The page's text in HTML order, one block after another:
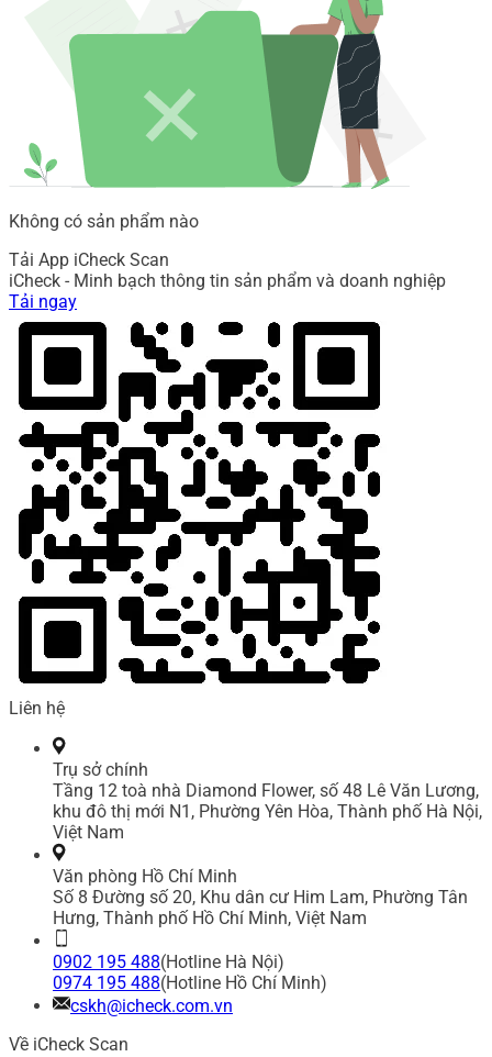
Không có sản phẩm nào
Tải App iCheck Scan
iCheck - Minh bạch thông tin sản phẩm và doanh nghiệp
Tải ngay
Liên hệ
Trụ sở chính
Tầng 12 toà nhà Diamond Flower, số 48 Lê Văn Lương,
khu đô thị mới N1, Phường Yên Hòa, Thành phố Hà Nội,
Việt Nam
Văn phòng Hồ Chí Minh
Số 8 Đường số 20, Khu dân cư Him Lam, Phường Tân
Hưng, Thành phố Hồ Chí Minh, Việt Nam
0902 195 488(Hotline Hà Nội)
0974 195 488(Hotline Hồ Chí Minh)
cskh@icheck.com.vn
Về iCheck Scan